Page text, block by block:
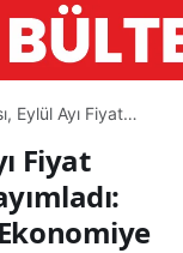
Eylül Ayı Fiyat
ve Ekonomiye
Fiyat
PAYLAŞ